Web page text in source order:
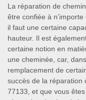
La réparation de
être confiée à
il faut une certaine
hauteur. Il est
certaine notion en
une cheminée, car,
remplacement de
succès de la réparation
77133, et que vous